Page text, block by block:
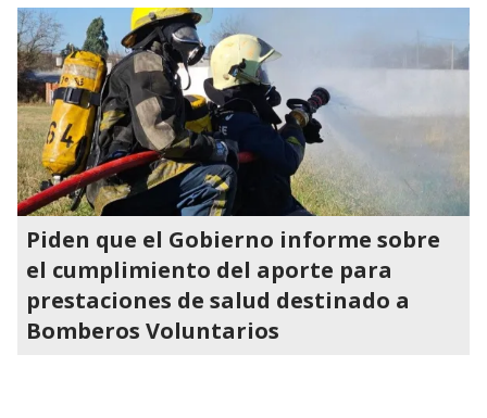
Piden que el Gobierno informe sobre
el cumplimiento del aporte para
prestaciones de salud destinado a
Bomberos Voluntarios